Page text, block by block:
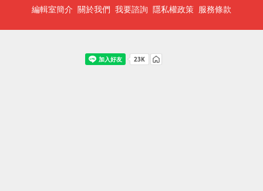
編輯室簡介 關於我們 我要諮詢 隱私權政策 服務條款